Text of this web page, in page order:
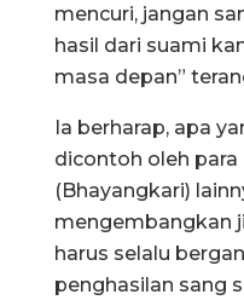
mencuri, jangan
hasil dari suami
masa depan”
Ia berharap, apa
dicontoh oleh
(Bhayangkari)
mengembangkan
harus selalu
penghasilan sang